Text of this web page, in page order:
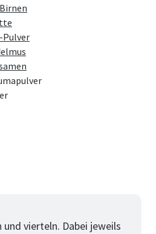
Pulver
und vierteln. Dabei jeweils